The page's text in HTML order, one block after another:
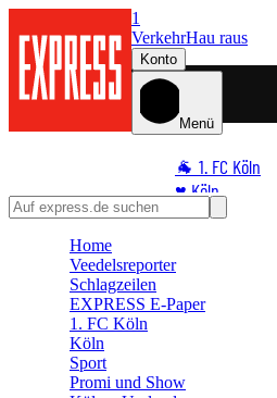
1
VerkehrHau raus
Konto
Menü
🐐 1. FC Köln
♥️ Köln
⭐ Promi
🛒 Shoppingwelt
🧩 Spiele
Home
Veedelsreporter
Schlagzeilen
EXPRESS E-Paper
1. FC Köln
Köln
Sport
Promi und Show